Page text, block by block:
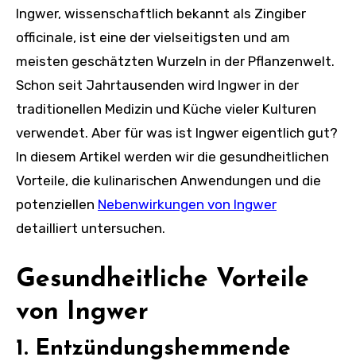
Ingwer, wissenschaftlich bekannt als Zingiber
officinale, ist eine der vielseitigsten und am
meisten geschätzten Wurzeln in der Pflanzenwelt.
Schon seit Jahrtausenden wird Ingwer in der
traditionellen Medizin und Küche vieler Kulturen
verwendet. Aber für was ist Ingwer eigentlich gut?
In diesem Artikel werden wir die gesundheitlichen
Vorteile, die kulinarischen Anwendungen und die
potenziellen Nebenwirkungen von Ingwer
detailliert untersuchen.
Gesundheitliche Vorteile
von Ingwer
1. Entzündungshemmende